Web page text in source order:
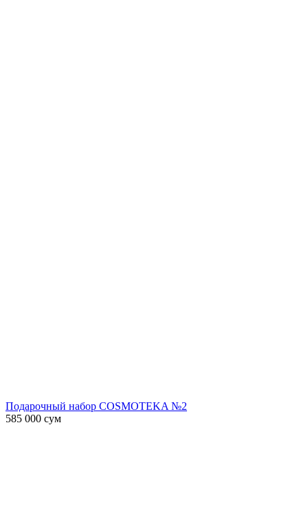
Подарочный набор COSMOTEKA №2
585 000 сум